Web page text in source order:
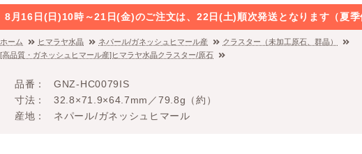
8月16日(日)10時～21日(金)のご注文は、22日(土)順次発送となります（夏季
ホーム ヒマラヤ水晶 ネパール/ガネッシュヒマール産
クラスター（未加工原石、群晶）
[高品質・ガネッシュヒマール産]ヒマラヤ水晶クラスター/原石
品番
GNZ-HC0079IS
寸法
32.8×71.9×64.7mm／79.8g（約）
産地
ネパール/ガネッシュヒマール